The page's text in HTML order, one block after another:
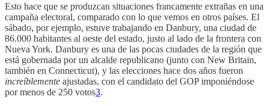
Esto hace que se produzcan situaciones francamente extrañas en una
campaña electoral, comparado con lo que vemos en otros países. El
sábado, por ejemplo, estuve trabajando en Danbury, una ciudad de
86.000 habitantes al oeste del estado, justo al lado de la frontera con
Nueva York. Danbury es una de las pocas ciudades de la región que
está gobernada por un alcalde republicano (junto con New Britain,
también en Connecticut), y las elecciones hace dos años fueron
increíblemente ajustadas, con el candidato del GOP imponiéndose
por menos de 250 votos3.